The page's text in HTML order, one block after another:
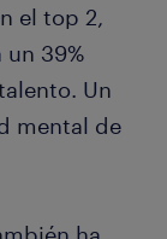
el top 2,
un 39%
Un
mental de